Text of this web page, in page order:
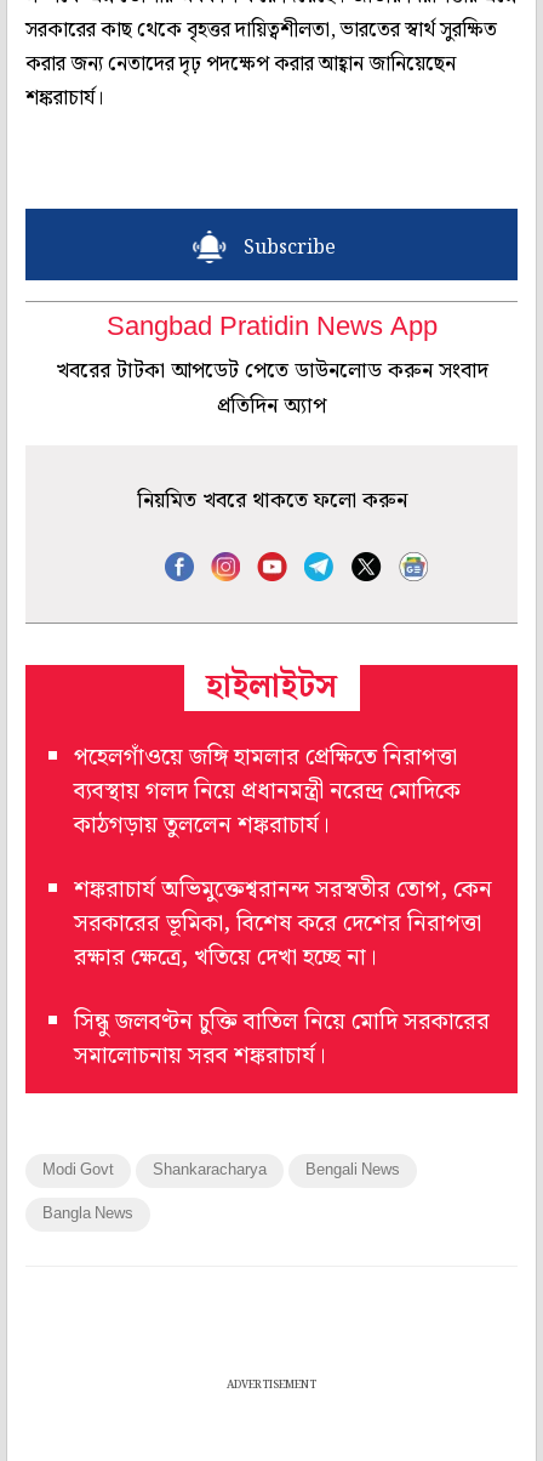
সরকারের কাছ থেকে বৃহত্তর দায়িত্বশীলতা, ভারতের স্বার্থ সুরক্ষিত
করার জন্য নেতাদের দৃঢ় পদক্ষেপ করার আহ্বান জানিয়েছেন
শঙ্করাচার্য।
Subscribe
Sangbad Pratidin News App
খবরের টাটকা আপডেট পেতে ডাউনলোড করুন সংবাদ
প্রতিদিন অ্যাপ
নিয়মিত খবরে থাকতে ফলো করুন
হাইলাইটস
পহেলগাঁওয়ে জঙ্গি হামলার প্রেক্ষিতে নিরাপত্তা
ব্যবস্থায় গলদ নিয়ে প্রধানমন্ত্রী নরেন্দ্র মোদিকে
কাঠগড়ায় তুললেন শঙ্করাচার্য।
শঙ্করাচার্য অভিমুক্তেশ্বরানন্দ সরস্বতীর তোপ, কেন
সরকারের ভূমিকা, বিশেষ করে দেশের নিরাপত্তা
রক্ষার ক্ষেত্রে, খতিয়ে দেখা হচ্ছে না।
সিন্ধু জলবণ্টন চুক্তি বাতিল নিয়ে মোদি সরকারের
সমালোচনায় সরব শঙ্করাচার্য।
Modi Govt Shankaracharya Bengali News
Bangla News
ADVERTISEMENT